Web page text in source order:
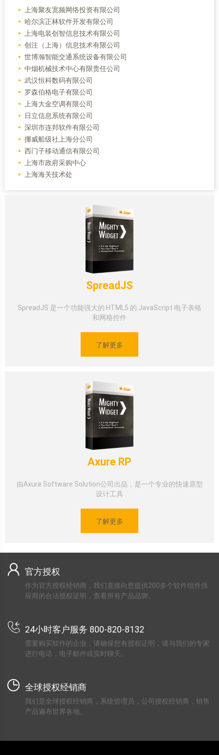
上海聚友宽频网络投资有限公司
哈尔滨正林软件开发有限公司
上海电装创智信息技术有限公司
创注（上海）信息技术有限公司
世博瀚智能交通系统设备有限公司
中烟机械技术中心有限责任公司
武汉恒科数码有限公司
罗森伯格电子有限公司
上海大金空调有限公司
日立信息系统有限公司
深圳市连邦软件有限公司
挪威船级社上海分公司
西门子移动通信有限公司
上海市政府采购中心
上海海关技术处
SpreadJS
SpreadJS 是一个功能强大的 HTML5 的 JavaScript 电子表格
和网格控件
了解更多
Axure RP
由Axure Software Solution公司出品，是一个专业的快速原型
设计工具
了解更多
官方授权
作为官方授权经销商，我们直接向您提供200多个软件组件供
应商的合法授权证明，查看所有产品品牌。
24小时客户服务 800-820-8132
需要购买软件的企业，请确保您有授权证明，请与我们的专家
进行电话，电子邮件或实时聊天。
全球授权经销商
我们是全球授权经销商，系统管理员，公司授权经销商，销售
产品遍布世界各地。